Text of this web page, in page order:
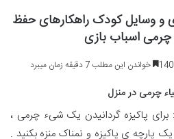
و وسایل کودک راهکارهای حفظ
چرمی اسباب بازی
خواندن این مطلب 7 دقیقه زمان میبرد
چرمی در منزل
: برای پاکیزه گردانیدن یک شیء چرمی ،
یک پارچه ی پاکیزه و نمناک منزه بکنید .